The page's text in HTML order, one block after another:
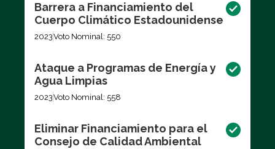
Barrera a Financiamiento del
Cuerpo Climático Estadounidense
2023Voto Nominal: 550
Ataque a Programas de Energía y
Agua Limpias
2023Voto Nominal: 558
Eliminar Financiamiento para el
Consejo de Calidad Ambiental